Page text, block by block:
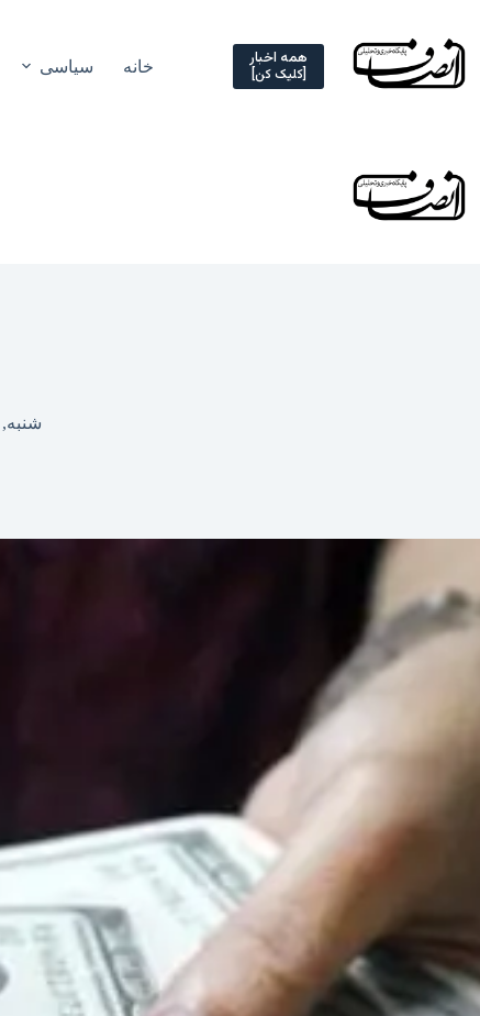
content
همه اخبار
[کلیک کن] خانه سیاسی
شنبه, ۱۵ مهر ۱۴۰۲ – ۱۵:۴۱